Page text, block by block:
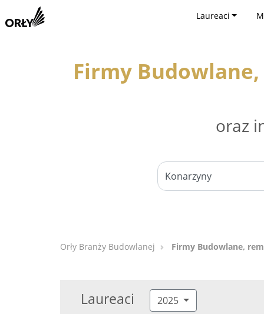
Laureaci
Firmy
oraz
Orły Branży Budowlanej Firmy Budowlane,
Laureaci 2025